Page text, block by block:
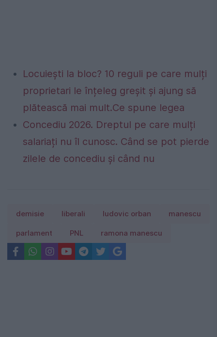
Locuiești la bloc? 10 reguli pe care mulți
proprietari le înțeleg greșit și ajung să
plătească mai mult.Ce spune legea
Concediu 2026. Dreptul pe care mulți
salariați nu îl cunosc. Când se pot pierde
zilele de concediu și când nu
demisie liberali ludovic orban manescu
parlament PNL ramona manescu